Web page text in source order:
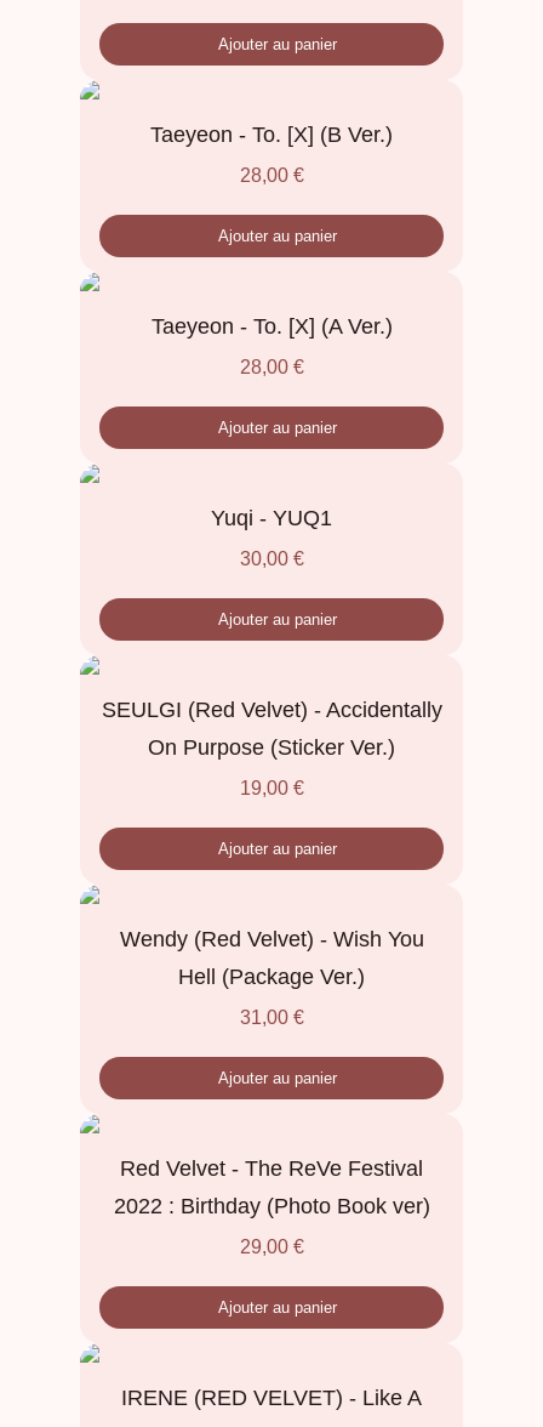
Ajouter au panier
Taeyeon - To. [X] (B Ver.)
28,00 €
Ajouter au panier
Taeyeon - To. [X] (A Ver.)
28,00 €
Ajouter au panier
Yuqi - YUQ1
30,00 €
Ajouter au panier
SEULGI (Red Velvet) - Accidentally
On Purpose (Sticker Ver.)
19,00 €
Ajouter au panier
Wendy (Red Velvet) - Wish You
Hell (Package Ver.)
31,00 €
Ajouter au panier
Red Velvet - The ReVe Festival
2022 : Birthday (Photo Book ver)
29,00 €
Ajouter au panier
IRENE (RED VELVET) - Like A